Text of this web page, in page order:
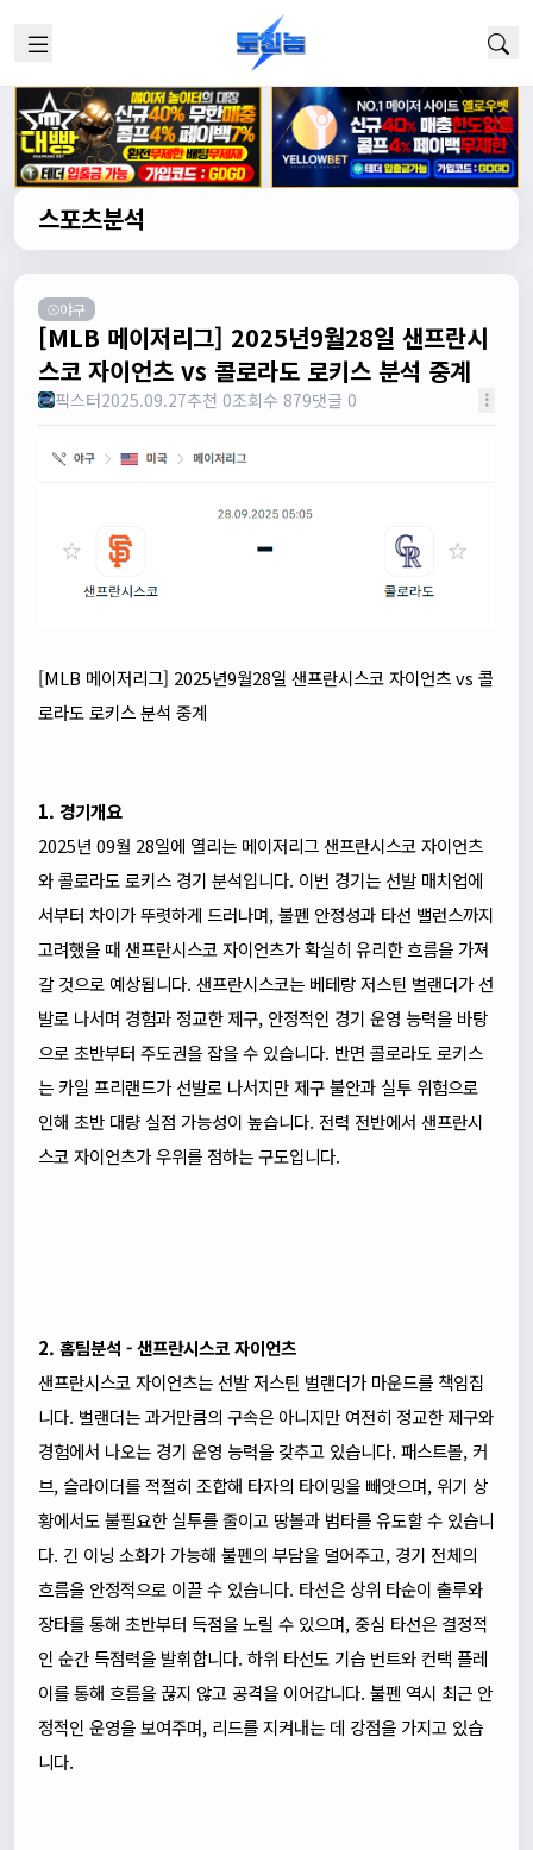
스포츠분석
⚾야구
[MLB 메이저리그] 2025년9월28일 샌프란시
스코 자이언츠 vs 콜로라도 로키스 분석 중계
픽스터2025.09.27추천 0조회수 879댓글 0
[MLB 메이저리그] 2025년9월28일 샌프란시스코 자이언츠 vs 콜
로라도 로키스 분석 중계
1. 경기개요
2025년 09월 28일에 열리는 메이저리그 샌프란시스코 자이언츠
와 콜로라도 로키스 경기 분석입니다. 이번 경기는 선발 매치업에
서부터 차이가 뚜렷하게 드러나며, 불펜 안정성과 타선 밸런스까지
고려했을 때 샌프란시스코 자이언츠가 확실히 유리한 흐름을 가져
갈 것으로 예상됩니다. 샌프란시스코는 베테랑 저스틴 벌랜더가 선
발로 나서며 경험과 정교한 제구, 안정적인 경기 운영 능력을 바탕
으로 초반부터 주도권을 잡을 수 있습니다. 반면 콜로라도 로키스
는 카일 프리랜드가 선발로 나서지만 제구 불안과 실투 위험으로
인해 초반 대량 실점 가능성이 높습니다. 전력 전반에서 샌프란시
스코 자이언츠가 우위를 점하는 구도입니다.
2. 홈팀분석 - 샌프란시스코 자이언츠
샌프란시스코 자이언츠는 선발 저스틴 벌랜더가 마운드를 책임집
니다. 벌랜더는 과거만큼의 구속은 아니지만 여전히 정교한 제구와
경험에서 나오는 경기 운영 능력을 갖추고 있습니다. 패스트볼, 커
브, 슬라이더를 적절히 조합해 타자의 타이밍을 빼앗으며, 위기 상
황에서도 불필요한 실투를 줄이고 땅볼과 범타를 유도할 수 있습니
다. 긴 이닝 소화가 가능해 불펜의 부담을 덜어주고, 경기 전체의
흐름을 안정적으로 이끌 수 있습니다. 타선은 상위 타순이 출루와
장타를 통해 초반부터 득점을 노릴 수 있으며, 중심 타선은 결정적
인 순간 득점력을 발휘합니다. 하위 타선도 기습 번트와 컨택 플레
이를 통해 흐름을 끊지 않고 공격을 이어갑니다. 불펜 역시 최근 안
정적인 운영을 보여주며, 리드를 지켜내는 데 강점을 가지고 있습
니다.